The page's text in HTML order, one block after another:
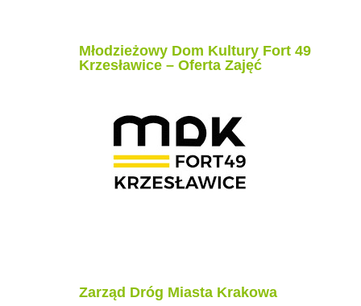
Młodzieżowy Dom Kultury Fort 49
Krzesławice – Oferta Zajęć
Zarząd Dróg Miasta Krakowa